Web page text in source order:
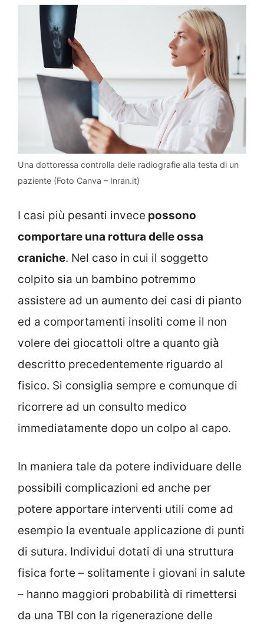
Una dottoressa controlla delle radiografie alla testa di un
paziente (Foto Canva – Inran.it)
I casi più pesanti invece possono
comportare una rottura delle ossa
craniche. Nel caso in cui il soggetto
colpito sia un bambino potremmo
assistere ad un aumento dei casi di pianto
ed a comportamenti insoliti come il non
volere dei giocattoli oltre a quanto già
descritto precedentemente riguardo al
fisico. Si consiglia sempre e comunque di
ricorrere ad un consulto medico
immediatamente dopo un colpo al capo.
In maniera tale da potere individuare delle
possibili complicazioni ed anche per
potere apportare interventi utili come ad
esempio la eventuale applicazione di punti
di sutura. Individui dotati di una struttura
fisica forte – solitamente i giovani in salute
– hanno maggiori probabilità di rimettersi
da una TBI con la rigenerazione delle